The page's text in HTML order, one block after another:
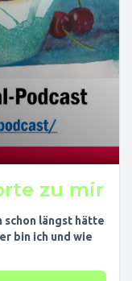
zu mir
schon längst hätte
bin ich und wie